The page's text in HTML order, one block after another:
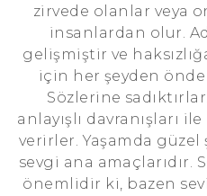
zirvede olanlar veya
insanlardan olur.
gelişmiştir ve
için her şeyden
Sözlerine
anlayışlı davranışları
verirler. Yaşamda güzel
sevgi ana amaçlarıdır.
önemlidir ki, bazen